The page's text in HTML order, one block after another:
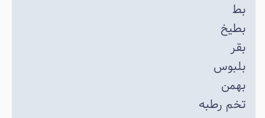
بط
بطیخ
بقر
بلبوس
بهمن
تخم رطبه